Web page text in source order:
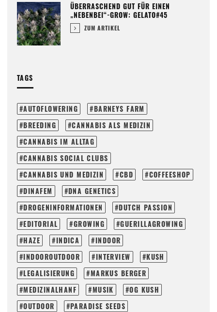
ÜBERRASCHEND GUT FÜR EINEN
„NEBENBEI“-GROW: GELATO#45
ZUM ARTIKEL
TAGS
AUTOFLOWERING
BARNEYS FARM
BREEDING
CANNABIS ALS MEDIZIN
CANNABIS IM ALLTAG
CANNABIS SOCIAL CLUBS
CANNABIS UND MEDIZIN
CBD
COFFEESHOP
DINAFEM
DNA GENETICS
DROGENINFORMATIONEN
DUTCH PASSION
EDITORIAL
GROWING
GUERILLAGROWING
HAZE
INDICA
INDOOR
INDOOROUTDOOR
INTERVIEW
KUSH
LEGALISIERUNG
MARKUS BERGER
MEDIZINALHANF
MUSIK
OG KUSH
OUTDOOR
PARADISE SEEDS